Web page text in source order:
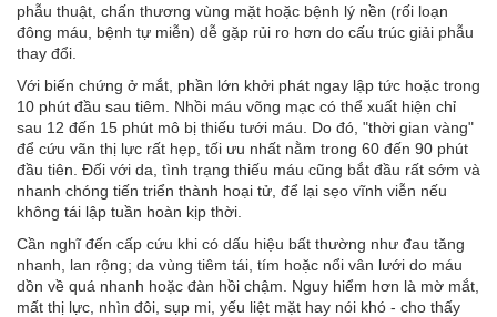
phẫu thuật, chấn thương vùng mặt hoặc bệnh lý nền (rối loạn
đông máu, bệnh tự miễn) dễ gặp rủi ro hơn do cấu trúc giải phẫu
thay đổi.
Với biến chứng ở mắt, phần lớn khởi phát ngay lập tức hoặc trong
10 phút đầu sau tiêm. Nhồi máu võng mạc có thể xuất hiện chỉ
sau 12 đến 15 phút mô bị thiếu tưới máu. Do đó, "thời gian vàng"
để cứu vãn thị lực rất hẹp, tối ưu nhất nằm trong 60 đến 90 phút
đầu tiên. Đối với da, tình trạng thiếu máu cũng bắt đầu rất sớm và
nhanh chóng tiến triển thành hoại tử, để lại sẹo vĩnh viễn nếu
không tái lập tuần hoàn kịp thời.
Cần nghĩ đến cấp cứu khi có dấu hiệu bất thường như đau tăng
nhanh, lan rộng; da vùng tiêm tái, tím hoặc nổi vân lưới do máu
dồn về quá nhanh hoặc đàn hồi chậm. Nguy hiểm hơn là mờ mắt,
mất thị lực, nhìn đôi, sụp mi, yếu liệt mặt hay nói khó - cho thấy